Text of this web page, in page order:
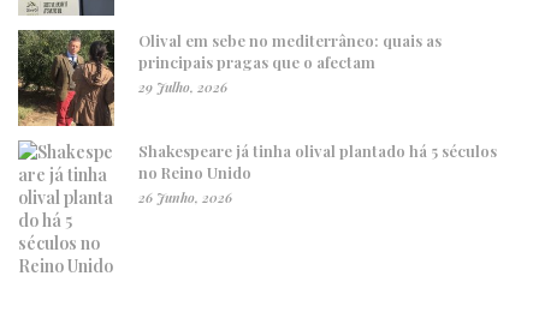
Olival em sebe no mediterrâneo: quais as
principais pragas que o afectam
29 Julho, 2026
Shakespeare já tinha olival plantado há 5 séculos
no Reino Unido
26 Junho, 2026